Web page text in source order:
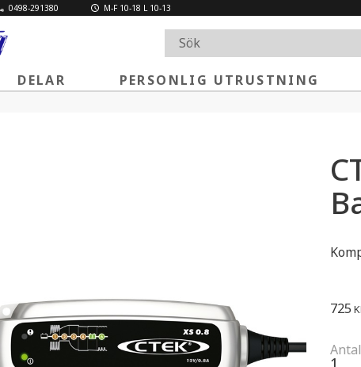
0498-291380 M-F 10-18 L 10-13
DELAR PERSONLIG UTRUSTNING
725
Antal